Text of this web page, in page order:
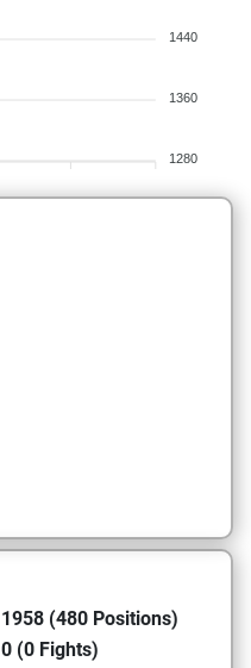
1440
1360
1280
1958 (480 Positions)
0 (0 Fights)